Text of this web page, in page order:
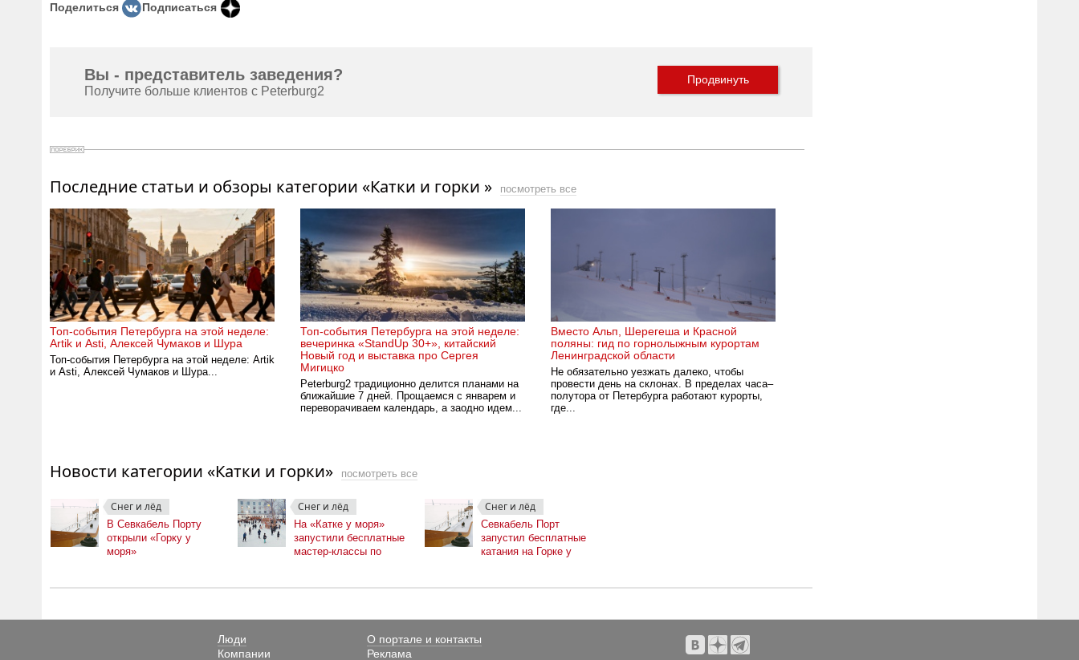
Поделиться Подписаться
Вы - представитель заведения?
Получите больше клиентов с Peterburg2
Продвинуть
Последние статьи и обзоры категории «Катки и горки » посмотреть все
Топ-события Петербурга на этой неделе:
Artik и Asti, Алексей Чумаков и Шура
Топ-события Петербурга на этой неделе: Artik
и Asti, Алексей Чумаков и Шура...
Топ-события Петербурга на этой неделе:
вечеринка «StandUp 30+», китайский
Новый год и выставка про Сергея
Мигицко
Peterburg2 традиционно делится планами на
ближайшие 7 дней. Прощаемся с январем и
переворачиваем календарь, а заодно идем...
Вместо Альп, Шерегеша и Красной
поляны: гид по горнолыжным курортам
Ленинградской области
Не обязательно уезжать далеко, чтобы
провести день на склонах. В пределах часа–
полутора от Петербурга работают курорты,
где...
Новости категории «Катки и горки» посмотреть все
Снег и лёд
В Севкабель Порту
открыли «Горку у
моря»
Снег и лёд
На «Катке у моря»
запустили бесплатные
мастер-классы по
Снег и лёд
Севкабель Порт
запустил бесплатные
катания на Горке у
Люди
О портале и контакты
Компании
Реклама